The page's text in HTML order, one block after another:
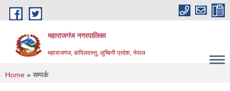
Skip to main content
महाराजगंज नगरपालिका
महाराजगंज, कपिलवस्तु, लुम्बिनी प्रदेश, नेपाल
You are here
Home » सम्पर्क